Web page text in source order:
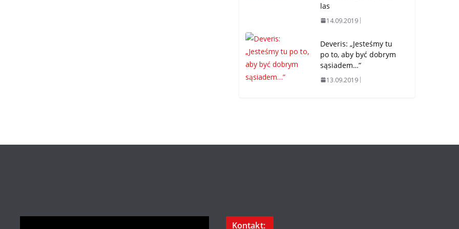
las
14.09.2019
Deveris: „Jesteśmy tu
po to, aby być dobrym
sąsiadem…”
13.09.2019
Kontakt: